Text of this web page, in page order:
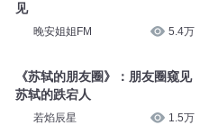
见
晚安姐姐FM 5.4万
《苏轼的朋友圈》：朋友圈窥见
苏轼的跌宕人
若焰辰星 1.5万